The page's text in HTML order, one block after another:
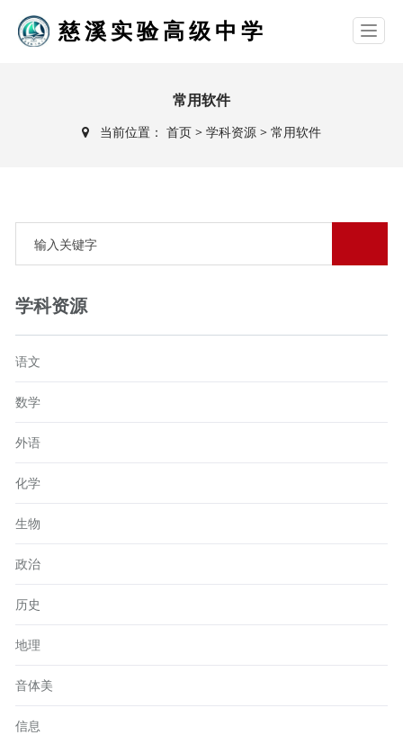
慈溪实验高级中学
常用软件
当前位置： 首页> 学科资源> 常用软件
学科资源
语文
数学
外语
化学
生物
政治
历史
地理
音体美
信息